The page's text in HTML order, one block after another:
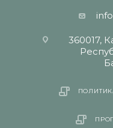
360017,